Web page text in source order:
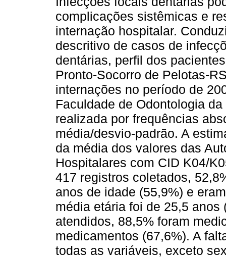
complicações sistêmicas e
internação hospitalar.
descritivo de casos de
dentárias, perfil dos
Pronto-Socorro de Pelotas-
internações no período de
Faculdade de Odontologia
realizada por frequências
média/desvio-padrão. A
da média dos valores das
Hospitalares com CID K04/
417 registros coletados,
anos de idade (55,9%) e
média etária foi de 25,5
atendidos, 88,5% foram
medicamentos (67,6%). A
todas as variáveis, exceto